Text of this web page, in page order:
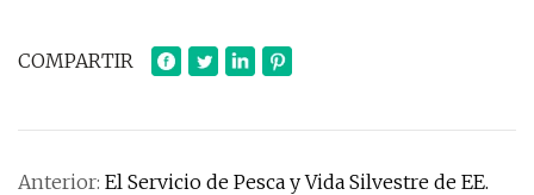
COMPARTIR
Anterior: El Servicio de Pesca y Vida Silvestre de EE.